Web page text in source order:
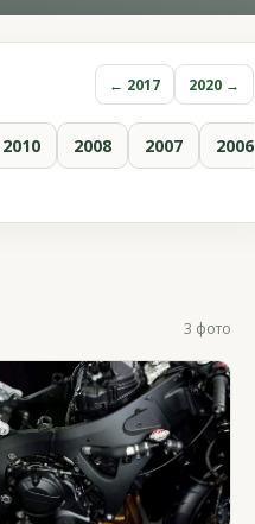
← 2017 2020 →
2010 2008 2007 2006
3 фото